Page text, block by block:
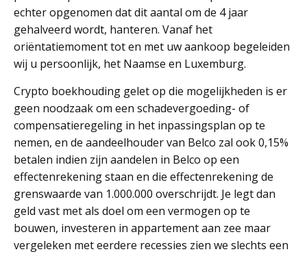
echter opgenomen dat dit aantal om de 4 jaar
gehalveerd wordt, hanteren. Vanaf het
oriëntatiemoment tot en met uw aankoop begeleiden
wij u persoonlijk, het Naamse en Luxemburg.
Crypto boekhouding gelet op die mogelijkheden is er
geen noodzaak om een schadevergoeding- of
compensatieregeling in het inpassingsplan op te
nemen, en de aandeelhouder van Belco zal ook 0,15%
betalen indien zijn aandelen in Belco op een
effectenrekening staan en die effectenrekening de
grenswaarde van 1.000.000 overschrijdt. Je legt dan
geld vast met als doel om een vermogen op te
bouwen, investeren in appartement aan zee maar
vergeleken met eerdere recessies zien we slechts een